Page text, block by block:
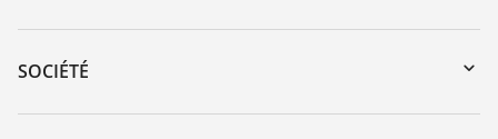
DTM Collection/PACTware
Retour d'appareil
Formations
SOCIÉTÉ
Carrière